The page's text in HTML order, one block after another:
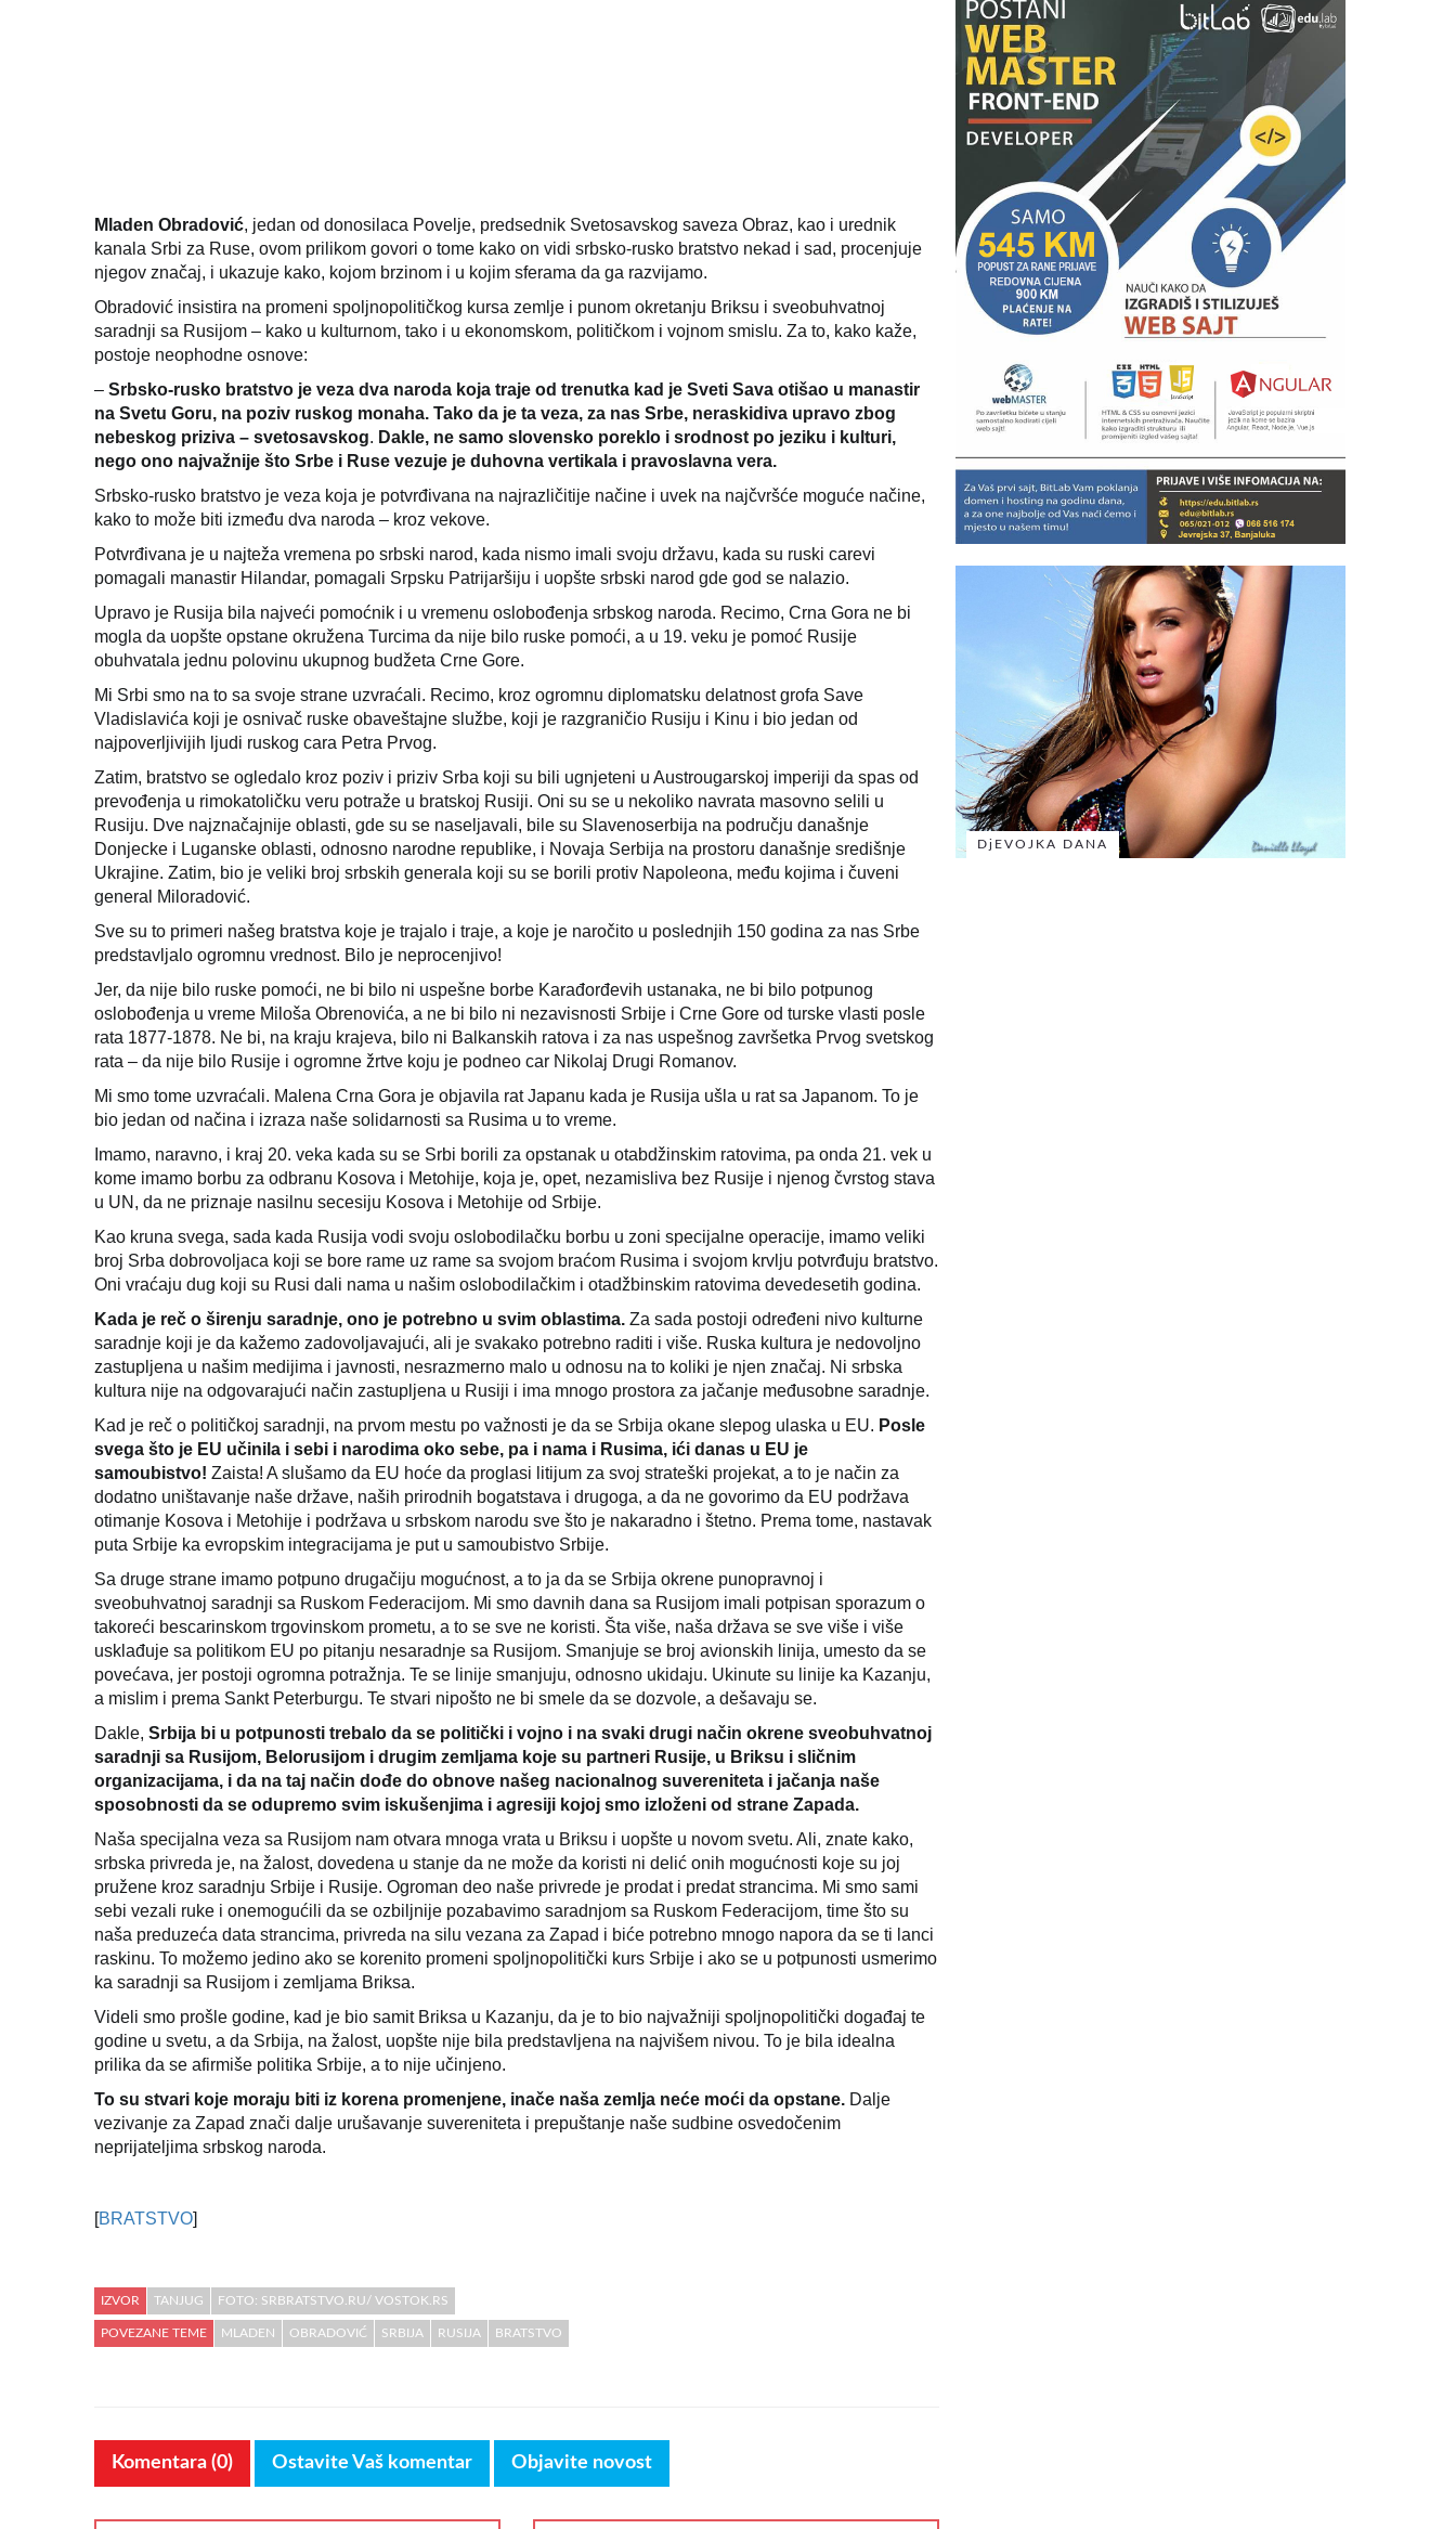
Mladen Obradović, jedan od donosilaca Povelje, predsednik Svetosavskog saveza Obraz, kao i urednik
kanala Srbi za Ruse, ovom prilikom govori o tome kako on vidi srbsko-rusko bratstvo nekad i sad, procenjuje
njegov značaj, i ukazuje kako, kojom brzinom i u kojim sferama da ga razvijamo.
Obradović insistira na promeni spoljnopolitičkog kursa zemlje i punom okretanju Briksu i sveobuhvatnoj
saradnji sa Rusijom – kako u kulturnom, tako i u ekonomskom, političkom i vojnom smislu. Za to, kako kaže,
postoje neophodne osnove:
– Srbsko-rusko bratstvo je veza dva naroda koja traje od trenutka kad je Sveti Sava otišao u manastir
na Svetu Goru, na poziv ruskog monaha. Tako da je ta veza, za nas Srbe, neraskidiva upravo zbog
nebeskog priziva – svetosavskog. Dakle, ne samo slovensko poreklo i srodnost po jeziku i kulturi,
nego ono najvažnije što Srbe i Ruse vezuje je duhovna vertikala i pravoslavna vera.
Srbsko-rusko bratstvo je veza koja je potvrđivana na najrazličitije načine i uvek na najčvršće moguće načine,
kako to može biti između dva naroda – kroz vekove.
Potvrđivana je u najteža vremena po srbski narod, kada nismo imali svoju državu, kada su ruski carevi
pomagali manastir Hilandar, pomagali Srpsku Patrijaršiju i uopšte srbski narod gde god se nalazio.
Upravo je Rusija bila najveći pomoćnik i u vremenu oslobođenja srbskog naroda. Recimo, Crna Gora ne bi
mogla da uopšte opstane okružena Turcima da nije bilo ruske pomoći, a u 19. veku je pomoć Rusije
obuhvatala jednu polovinu ukupnog budžeta Crne Gore.
Mi Srbi smo na to sa svoje strane uzvraćali. Recimo, kroz ogromnu diplomatsku delatnost grofa Save
Vladislavića koji je osnivač ruske obaveštajne službe, koji je razgraničio Rusiju i Kinu i bio jedan od
najpoverljivijih ljudi ruskog cara Petra Prvog.
Zatim, bratstvo se ogledalo kroz poziv i priziv Srba koji su bili ugnjeteni u Austrougarskoj imperiji da spas od
prevođenja u rimokatoličku veru potraže u bratskoj Rusiji. Oni su se u nekoliko navrata masovno selili u
Rusiju. Dve najznačajnije oblasti, gde su se naseljavali, bile su Slavenoserbija na području današnje
Donjecke i Luganske oblasti, odnosno narodne republike, i Novaja Serbija na prostoru današnje središnje
Ukrajine. Zatim, bio je veliki broj srbskih generala koji su se borili protiv Napoleona, među kojima i čuveni
general Miloradović.
Sve su to primeri našeg bratstva koje je trajalo i traje, a koje je naročito u poslednjih 150 godina za nas Srbe
predstavljalo ogromnu vrednost. Bilo je neprocenjivo!
Jer, da nije bilo ruske pomoći, ne bi bilo ni uspešne borbe Karađorđevih ustanaka, ne bi bilo potpunog
oslobođenja u vreme Miloša Obrenovića, a ne bi bilo ni nezavisnosti Srbije i Crne Gore od turske vlasti posle
rata 1877-1878. Ne bi, na kraju krajeva, bilo ni Balkanskih ratova i za nas uspešnog završetka Prvog svetskog
rata – da nije bilo Rusije i ogromne žrtve koju je podneo car Nikolaj Drugi Romanov.
Mi smo tome uzvraćali. Malena Crna Gora je objavila rat Japanu kada je Rusija ušla u rat sa Japanom. To je
bio jedan od načina i izraza naše solidarnosti sa Rusima u to vreme.
Imamo, naravno, i kraj 20. veka kada su se Srbi borili za opstanak u otabdžinskim ratovima, pa onda 21. vek u
kome imamo borbu za odbranu Kosova i Metohije, koja je, opet, nezamisliva bez Rusije i njenog čvrstog stava
u UN, da ne priznaje nasilnu secesiju Kosova i Metohije od Srbije.
Kao kruna svega, sada kada Rusija vodi svoju oslobodilačku borbu u zoni specijalne operacije, imamo veliki
broj Srba dobrovoljaca koji se bore rame uz rame sa svojom braćom Rusima i svojom krvlju potvrđuju bratstvo.
Oni vraćaju dug koji su Rusi dali nama u našim oslobodilačkim i otadžbinskim ratovima devedesetih godina.
Kada je reč o širenju saradnje, ono je potrebno u svim oblastima. Za sada postoji određeni nivo kulturne
saradnje koji je da kažemo zadovoljavajući, ali je svakako potrebno raditi i više. Ruska kultura je nedovoljno
zastupljena u našim medijima i javnosti, nesrazmerno malo u odnosu na to koliki je njen značaj. Ni srbska
kultura nije na odgovarajući način zastupljena u Rusiji i ima mnogo prostora za jačanje međusobne saradnje.
Kad je reč o političkoj saradnji, na prvom mestu po važnosti je da se Srbija okane slepog ulaska u EU. Posle
svega što je EU učinila i sebi i narodima oko sebe, pa i nama i Rusima, ići danas u EU je
samoubistvo! Zaista! A slušamo da EU hoće da proglasi litijum za svoj strateški projekat, a to je način za
dodatno uništavanje naše države, naših prirodnih bogatstava i drugoga, a da ne govorimo da EU podržava
otimanje Kosova i Metohije i podržava u srbskom narodu sve što je nakaradno i štetno. Prema tome, nastavak
puta Srbije ka evropskim integracijama je put u samoubistvo Srbije.
Sa druge strane imamo potpuno drugačiju mogućnost, a to ja da se Srbija okrene punopravnoj i
sveobuhvatnoj saradnji sa Ruskom Federacijom. Mi smo davnih dana sa Rusijom imali potpisan sporazum o
takoreći bescarinskom trgovinskom prometu, a to se sve ne koristi. Šta više, naša država se sve više i više
usklađuje sa politikom EU po pitanju nesaradnje sa Rusijom. Smanjuje se broj avionskih linija, umesto da se
povećava, jer postoji ogromna potražnja. Te se linije smanjuju, odnosno ukidaju. Ukinute su linije ka Kazanju,
a mislim i prema Sankt Peterburgu. Te stvari nipošto ne bi smele da se dozvole, a dešavaju se.
Dakle, Srbija bi u potpunosti trebalo da se politički i vojno i na svaki drugi način okrene sveobuhvatnoj
saradnji sa Rusijom, Belorusijom i drugim zemljama koje su partneri Rusije, u Briksu i sličnim
organizacijama, i da na taj način dođe do obnove našeg nacionalnog suvereniteta i jačanja naše
sposobnosti da se odupremo svim iskušenjima i agresiji kojoj smo izloženi od strane Zapada.
Naša specijalna veza sa Rusijom nam otvara mnoga vrata u Briksu i uopšte u novom svetu. Ali, znate kako,
srbska privreda je, na žalost, dovedena u stanje da ne može da koristi ni delić onih mogućnosti koje su joj
pružene kroz saradnju Srbije i Rusije. Ogroman deo naše privrede je prodat i predat strancima. Mi smo sami
sebi vezali ruke i onemogućili da se ozbiljnije pozabavimo saradnjom sa Ruskom Federacijom, time što su
naša preduzeća data strancima, privreda na silu vezana za Zapad i biće potrebno mnogo napora da se ti lanci
raskinu. To možemo jedino ako se korenito promeni spoljnopolitički kurs Srbije i ako se u potpunosti usmerimo
ka saradnji sa Rusijom i zemljama Briksa.
Videli smo prošle godine, kad je bio samit Briksa u Kazanju, da je to bio najvažniji spoljnopolitički događaj te
godine u svetu, a da Srbija, na žalost, uopšte nije bila predstavljena na najvišem nivou. To je bila idealna
prilika da se afirmiše politika Srbije, a to nije učinjeno.
To su stvari koje moraju biti iz korena promenjene, inače naša zemlja neće moći da opstane. Dalje
vezivanje za Zapad znači dalje urušavanje suvereniteta i prepuštanje naše sudbine osvedočenim
neprijateljima srbskog naroda.
BRATSTVO
IZVOR TANJUG FOTO: SRBRATSTVO.RU/ VOSTOK.RS
POVEZANE TEME MLADEN OBRADOVIĆ SRBIJA RUSIJA BRATSTVO
Komentara (0) Ostavite Vaš komentar Objavite novost
DjEVOJKA DANA